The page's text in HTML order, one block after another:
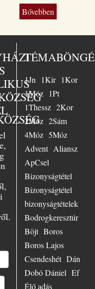
Bővebben
1Jn 1Kir 1Kor
1Móz 1Pt
1Thessz 2Kor
2Móz 2Sám
4Móz 5Móz
Advent Aliansz
ApCsel
Bizonyságtétel
Bizonyságtétel
bizonyságtételek
Bodrogkeresztúr
Böjt Boros
Boros Lajos
Csendeshét Dán
Dobó Dániel Ef
Élő adás